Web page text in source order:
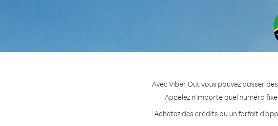
Avec Viber Out vous pouvez passer
Appelez n'importe quel numéro
Achetez des crédits ou un forfait